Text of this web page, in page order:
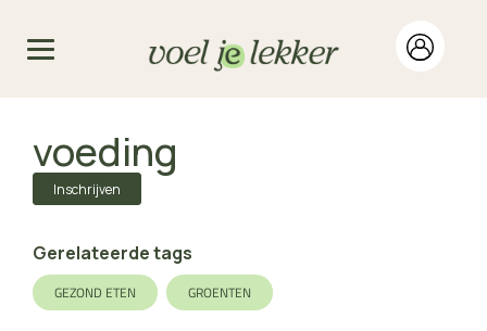
voeding
Inschrijven
Gerelateerde tags
GEZOND ETEN GROENTEN